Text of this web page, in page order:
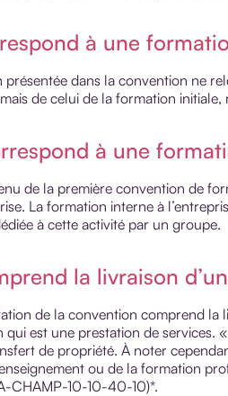
à une
présentée dans la convention ne
de celui de la formation initiale,
à une
de la première convention de
La formation interne à
à cette activité par un groupe.
la livraison
de la convention comprend la
est une prestation de services.
de propriété. À noter
ou de la formation
CHAMP-10-10-40-10)*.